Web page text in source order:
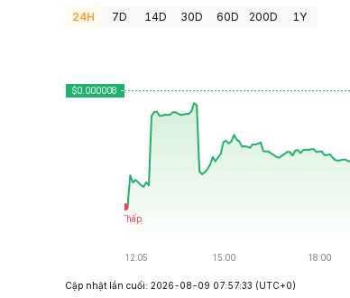
24H 7D 14D 30D 60D 200D 1Y
Cập nhật lần cuối: 2026-08-09 07:57:33 (UTC+0)